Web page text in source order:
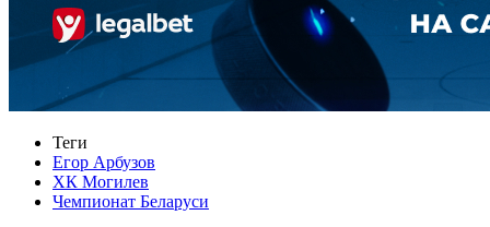
Теги
Егор Арбузов
ХК Могилев
Чемпионат Беларуси